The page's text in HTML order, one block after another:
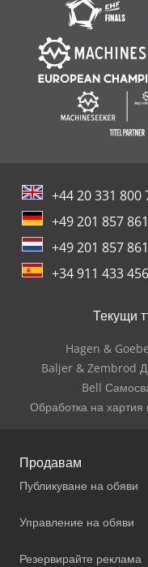
+44 20 331 800
+49 201 857
+49 201 857
+34 911 433 456
Текущи
Hagen &
Baljer & Zembrod
Bell
Обработка на
Продавам
Публикуване на обяви
Управление на обяви
Резервирайте реклама